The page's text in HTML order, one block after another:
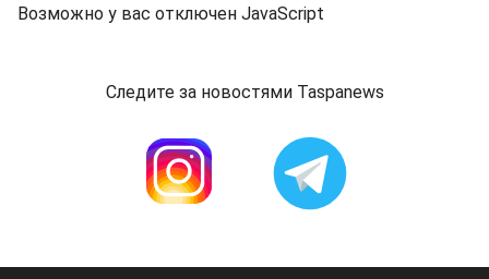
Возможно у вас отключен JavaScript
Следите за новостями Taspanews